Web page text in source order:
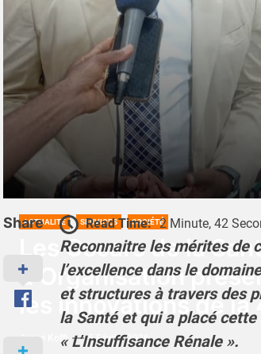
ACTUALITÉ SERVICES SOCIÉTÉ
Les Oscars de la
d’Organisation
les innovations de la
Josué Koffi 5 Février 2026
Share Read Time: 2 Minute, 42
Reconnaitre les mérites de
l’excellence dans le
et structures à travers des
la Santé et qui a placé
« L’Insuffisance Rénale ».